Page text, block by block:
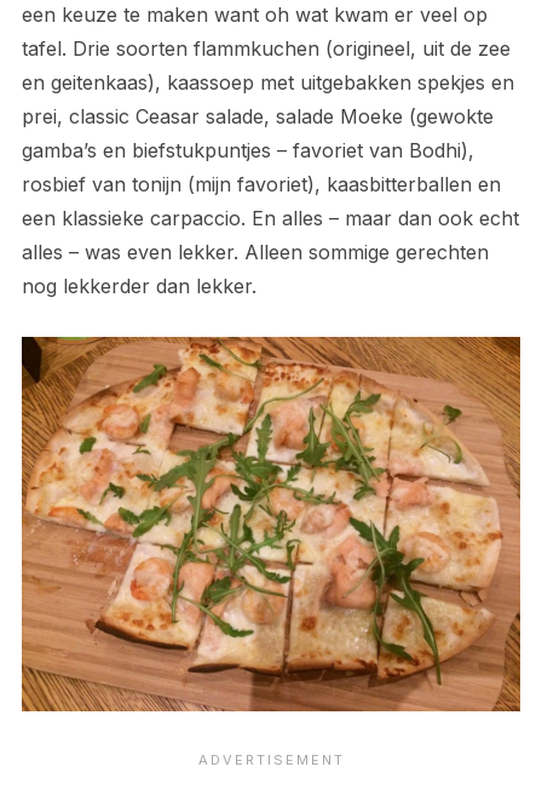
een keuze te maken want oh wat kwam er veel op
tafel. Drie soorten flammkuchen (origineel, uit de zee
en geitenkaas), kaassoep met uitgebakken spekjes en
prei, classic Ceasar salade, salade Moeke (gewokte
gamba’s en biefstukpuntjes – favoriet van Bodhi),
rosbief van tonijn (mijn favoriet), kaasbitterballen en
een klassieke carpaccio. En alles – maar dan ook echt
alles – was even lekker. Alleen sommige gerechten
nog lekkerder dan lekker.